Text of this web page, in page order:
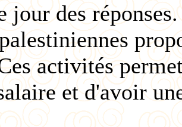
jour des
activités
et d'avoir